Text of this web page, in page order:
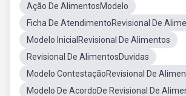
Ação De AlimentosModelo
Ficha De AtendimentoRevisional De
Modelo InicialRevisional De Alimentos
Revisional De AlimentosDuvidas
Modelo ContestaçãoRevisional De
Modelo De AcordoDe Revisional De